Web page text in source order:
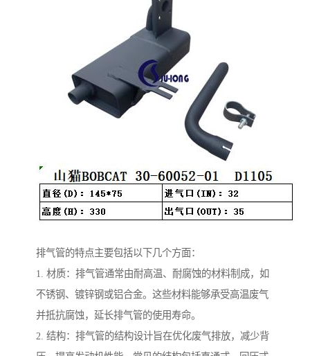
排气管的特点主要包括以下几个方面：
1. 材质：排气管通常由耐高温、耐腐蚀的材料制成，如
不锈钢、镀锌钢或铝合金。这些材料能够承受高温废气
并抵抗腐蚀，延长排气管的使用寿命。
2. 结构：排气管的结构设计旨在优化废气排放，减少背